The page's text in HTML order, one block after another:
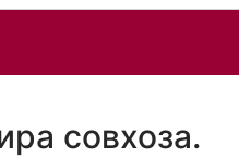
совхоза.